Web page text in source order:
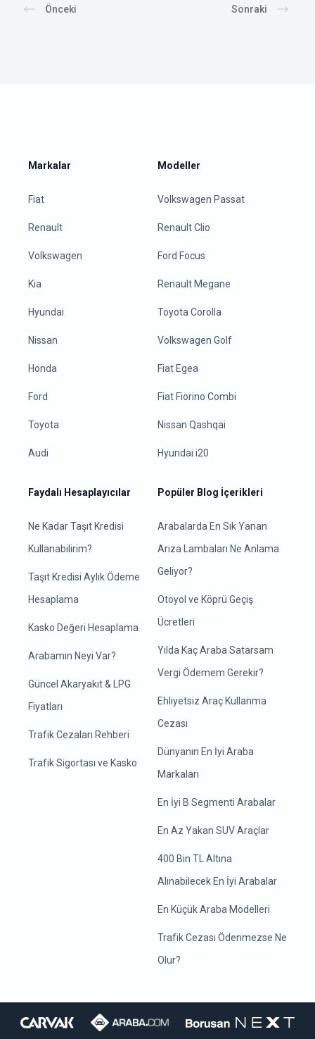
Önceki Sonraki
Markalar
Fiat
Renault
Volkswagen
Kia
Hyundai
Nissan
Honda
Ford
Toyota
Audi
Modeller
Volkswagen Passat
Renault Clio
Ford Focus
Renault Megane
Toyota Corolla
Volkswagen Golf
Fiat Egea
Fiat Fiorino Combi
Nissan Qashqai
Hyundai i20
Faydalı Hesaplayıcılar
Ne Kadar Taşıt Kredisi
Kullanabilirim?
Taşıt Kredisi Aylık Ödeme
Hesaplama
Kasko Değeri Hesaplama
Arabamın Neyi Var?
Güncel Akaryakıt & LPG
Fiyatları
Trafik Cezaları Rehberi
Trafik Sigortası ve Kasko
Popüler Blog İçerikleri
Arabalarda En Sık Yanan
Arıza Lambaları Ne Anlama
Geliyor?
Otoyol ve Köprü Geçiş
Ücretleri
Yılda Kaç Araba Satarsam
Vergi Ödemem Gerekir?
Ehliyetsiz Araç Kullanma
Cezası
Dünyanın En İyi Araba
Markaları
En İyi B Segmenti Arabalar
En Az Yakan SUV Araçlar
400 Bin TL Altına
Alınabilecek En İyi Arabalar
En Küçük Araba Modelleri
Trafik Cezası Ödenmezse Ne
Olur?